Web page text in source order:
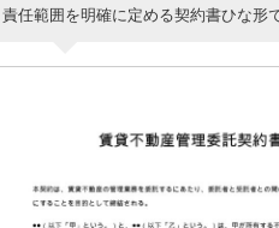
責任範囲を明確に定める契約書ひな形で